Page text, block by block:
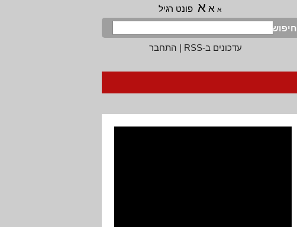
א א א פונט רגיל
חיפוש
עדכונים ב-RSS
| התחבר